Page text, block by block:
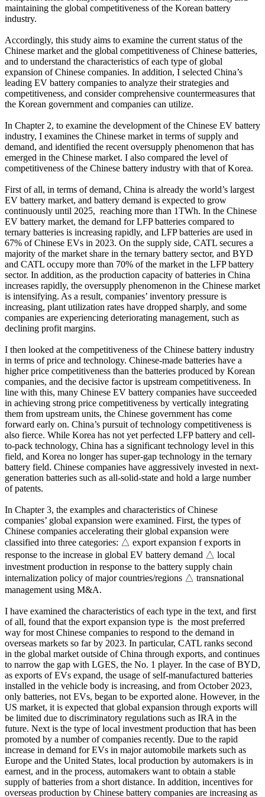
maintaining the global competitiveness of the Korean battery
industry.
Accordingly, this study aims to examine the current status of the
Chinese market and the global competitiveness of Chinese batteries,
and to understand the characteristics of each type of global
expansion of Chinese companies. In addition, I selected China’s
leading EV battery companies to analyze their strategies and
competitiveness, and consider comprehensive countermeasures that
the Korean government and companies can utilize.
In Chapter 2, to examine the development of the Chinese EV battery
industry, I examines the Chinese market in terms of supply and
demand, and identified the recent oversupply phenomenon that has
emerged in the Chinese market. I also compared the level of
competitiveness of the Chinese battery industry with that of Korea.
First of all, in terms of demand, China is already the world’s largest
EV battery market, and battery demand is expected to grow
continuously until 2025, reaching more than 1TWh. In the Chinese
EV battery market, the demand for LFP batteries compared to
ternary batteries is increasing rapidly, and LFP batteries are used in
67% of Chinese EVs in 2023. On the supply side, CATL secures a
majority of the market share in the ternary battery sector, and BYD
and CATL occupy more than 70% of the market in the LFP battery
sector. In addition, as the production capacity of batteries in China
increases rapidly, the oversupply phenomenon in the Chinese market
is intensifying. As a result, companies’ inventory pressure is
increasing, plant utilization rates have dropped sharply, and some
companies are experiencing deteriorating management, such as
declining profit margins.
I then looked at the competitiveness of the Chinese battery industry
in terms of price and technology. Chinese-made batteries have a
higher price competitiveness than the batteries produced by Korean
companies, and the decisive factor is upstream competitiveness. In
line with this, many Chinese EV battery companies have succeeded
in achieving strong price competitiveness by vertically integrating
them from upstream units, the Chinese government has come
forward early on. China’s pursuit of technology competitiveness is
also fierce. While Korea has not yet perfected LFP battery and cell-
to-pack technology, China has a significant technology level in this
field, and Korea no longer has super-gap technology in the ternary
battery field. Chinese companies have aggressively invested in next-
generation batteries such as all-solid-state and hold a large number
of patents.
In Chapter 3, the examples and characteristics of Chinese
companies’ global expansion were examined. First, the types of
Chinese companies accelerating their global expansion were
classified into three categories: △ export expansion f exports in
response to the increase in global EV battery demand △ local
investment production in response to the battery supply chain
internalization policy of major countries/regions △ transnational
management using M&A.
I have examined the characteristics of each type in the text, and first
of all, found that the export expansion type is the most preferred
way for most Chinese companies to respond to the demand in
overseas markets so far by 2023. In particular, CATL ranks second
in the global market outside of China through exports, and continues
to narrow the gap with LGES, the No. 1 player. In the case of BYD,
as exports of EVs expand, the usage of self-manufactured batteries
installed in the vehicle body is increasing, and from October 2023,
only batteries, not EVs, began to be exported alone. However, in the
US market, it is expected that global expansion through exports will
be limited due to discriminatory regulations such as IRA in the
future. Next is the type of local investment production that has been
promoted by a number of companies recently. Due to the rapid
increase in demand for EVs in major automobile markets such as
Europe and the United States, local production by automakers is in
earnest, and in the process, automakers want to obtain a stable
supply of batteries from a short distance. In addition, incentives for
overseas production by Chinese battery companies are increasing as